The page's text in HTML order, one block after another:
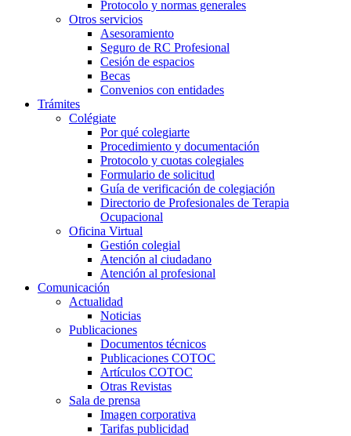
Protocolo y normas generales
Otros servicios
Asesoramiento
Seguro de RC Profesional
Cesión de espacios
Becas
Convenios con entidades
Trámites
Colégiate
Por qué colegiarte
Procedimiento y documentación
Protocolo y cuotas colegiales
Formulario de solicitud
Guía de verificación de colegiación
Directorio de Profesionales de Terapia
Ocupacional
Oficina Virtual
Gestión colegial
Atención al ciudadano
Atención al profesional
Comunicación
Actualidad
Noticias
Publicaciones
Documentos técnicos
Publicaciones COTOC
Artículos COTOC
Otras Revistas
Sala de prensa
Imagen corporativa
Tarifas publicidad